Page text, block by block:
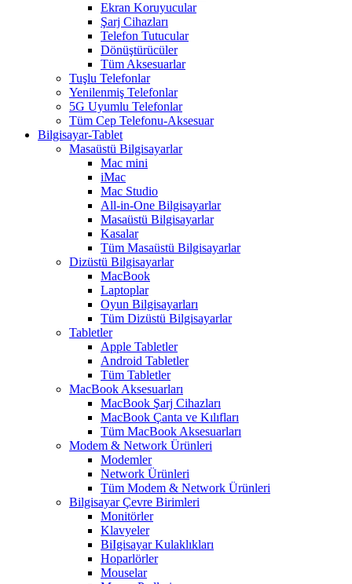
Ekran Koruyucular
Şarj Cihazları
Telefon Tutucular
Dönüştürücüler
Tüm Aksesuarlar
Tuşlu Telefonlar
Yenilenmiş Telefonlar
5G Uyumlu Telefonlar
Tüm Cep Telefonu-Aksesuar
Bilgisayar-Tablet
Masaüstü Bilgisayarlar
Mac mini
iMac
Mac Studio
All-in-One Bilgisayarlar
Masaüstü Bilgisayarlar
Kasalar
Tüm Masaüstü Bilgisayarlar
Dizüstü Bilgisayarlar
MacBook
Laptoplar
Oyun Bilgisayarları
Tüm Dizüstü Bilgisayarlar
Tabletler
Apple Tabletler
Android Tabletler
Tüm Tabletler
MacBook Aksesuarları
MacBook Şarj Cihazları
MacBook Çanta ve Kılıfları
Tüm MacBook Aksesuarları
Modem & Network Ürünleri
Modemler
Network Ürünleri
Tüm Modem & Network Ürünleri
Bilgisayar Çevre Birimleri
Monitörler
Klavyeler
BiIgisayar Kulaklıkları
Hoparlörler
Mouselar